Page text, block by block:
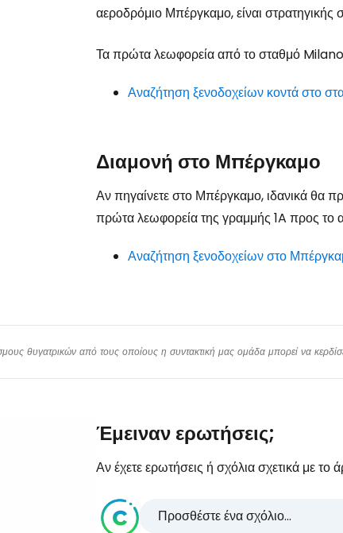
αεροδρόμιο Μπέργκαμο, είναι στρατηγικής
Τα πρώτα λεωφορεία από το σταθμό
Αναζήτηση ξενοδοχείων κοντά στο
Διαμονή στο Μπέργκαμο
Αν πηγαίνετε στο Μπέργκαμο, ιδανικά θα
πρώτα λεωφορεία της γραμμής 1A προς το
Αναζήτηση ξενοδοχείων στο
θυγατρικών από τους οποίους η συντακτική μας ομάδα μπορεί να
Έμειναν ερωτήσεις;
Αν έχετε ερωτήσεις ή σχόλια σχετικά με το
Προσθέστε ένα σχόλιο...